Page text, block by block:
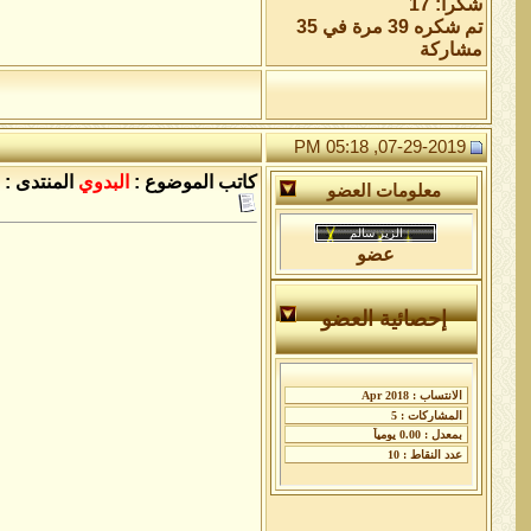
شكراً: 17
تم شكره 39 مرة في 35
مشاركة
07-29-2019, 05:18 PM
معلومات العضو
عضو
إحصائية العضو
كاتب الموضوع : البدوي المنتدى :